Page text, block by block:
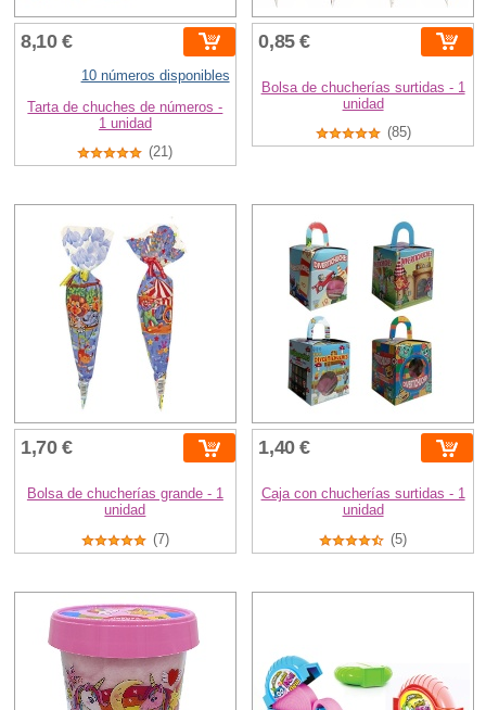
8,10 €
10 números disponibles
Tarta de chuches de números -
1 unidad
(21)
0,85 €
Bolsa de chucherías surtidas - 1
unidad
(85)
1,70 €
Bolsa de chucherías grande - 1
unidad
(7)
1,40 €
Caja con chucherías surtidas - 1
unidad
(5)